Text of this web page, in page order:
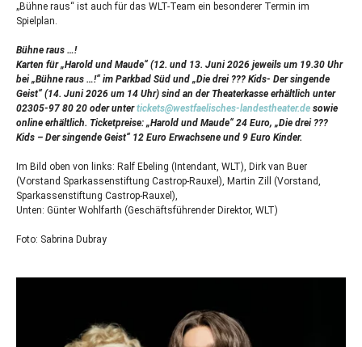
„Bühne raus“ ist auch für das WLT-Team ein besonderer Termin im
Spielplan.
Bühne raus …!
Karten für „Harold und Maude“ (12. und 13. Juni 2026 jeweils um 19.30 Uhr
bei „Bühne raus …!“ im Parkbad Süd und „Die drei ??? Kids- Der singende
Geist“ (14. Juni 2026 um 14 Uhr) sind an der Theaterkasse erhältlich unter
02305-97 80 20 oder untertickets@westfaelisches-landestheater.de sowie
online erhältlich. Ticketpreise: „Harold und Maude“ 24 Euro, „Die drei ???
Kids – Der singende Geist“ 12 Euro Erwachsene und 9 Euro Kinder.
Im Bild oben von links: Ralf Ebeling (Intendant, WLT), Dirk van Buer
(Vorstand Sparkassenstiftung Castrop-Rauxel), Martin Zill (Vorstand,
Sparkassenstiftung Castrop-Rauxel),
Unten: Günter Wohlfarth (Geschäftsführender Direktor, WLT)
Foto: Sabrina Dubray